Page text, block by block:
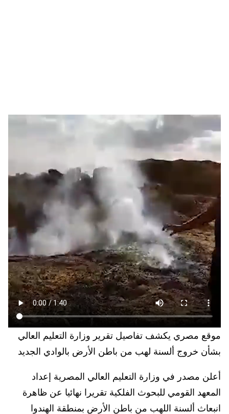
موقع مصري يكشف تفاصيل تقرير وزارة التعليم العالي
بشأن خروج ألسنة لهب من باطن الأرض بالوادي الجديد
أعلن مصدر في وزارة التعليم العالي المصرية إعداد
المعهد القومي للبحوث الفلكية تقريرا نهائيا عن ظاهرة
انبعاث ألسنة اللهب من باطن الأرض بمنطقة الهندوا